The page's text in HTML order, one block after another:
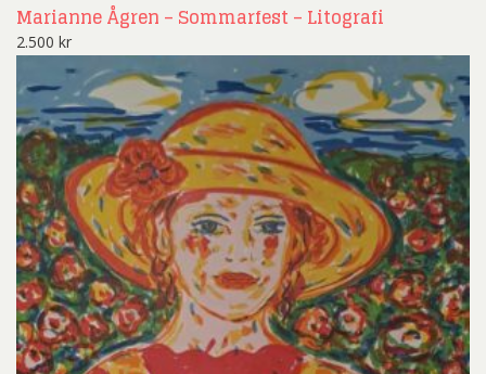
Marianne Ågren – Sommarfest – Litografi
2.500 kr